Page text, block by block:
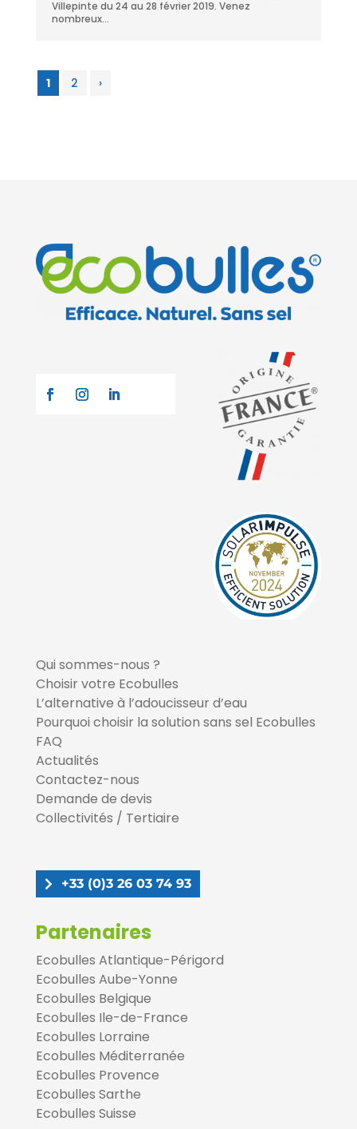
Villepinte du 24 au 28 février 2019. Venez
nombreux...
1 2 ›
Qui sommes-nous ?
Choisir votre Ecobulles
L’alternative à l’adoucisseur d’eau
Pourquoi choisir la solution sans sel Ecobulles
FAQ
Actualités
Contactez-nous
Demande de devis
Collectivités / Tertiaire
+33 (0)3 26 03 74 93
Partenaires
Ecobulles Atlantique-Périgord
Ecobulles Aube-Yonne
Ecobulles Belgique
Ecobulles Ile-de-France
Ecobulles Lorraine
Ecobulles Méditerranée
Ecobulles Provence
Ecobulles Sarthe
Ecobulles Suisse